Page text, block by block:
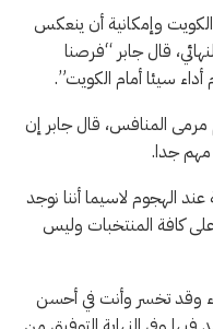
الكويت وإمكانية أن ينعكس
قال جابر “فرصنا
سيئا أمام الكويت”.
مرمى المنافس، قال جابر إن
مهم جدا.
الهجوم لاسيما أننا نوجد
كافة المنتخبات وليس
وقد تخسر وأنت في أحسن